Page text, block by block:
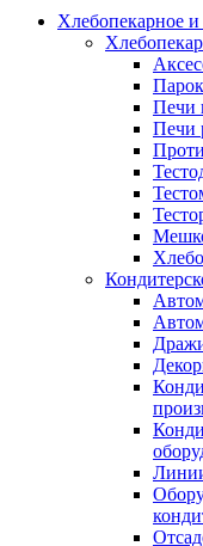
Хлебопекарное и
Печи
Печи